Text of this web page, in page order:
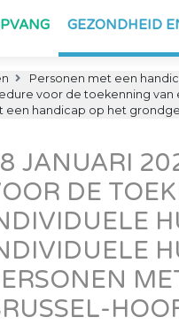
GEZONDHEID
Personen met een
voor de toekenning
handicap op het
JANUARI
DE